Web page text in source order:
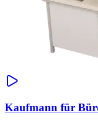
Kaufmann für